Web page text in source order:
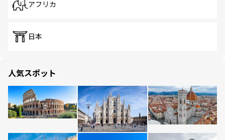
アフリカ
日本
人気スポット